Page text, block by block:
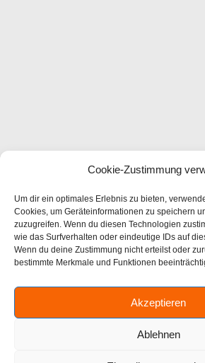
Cookie-Zustimmung
Um dir ein optimales Erlebnis zu bieten,
Cookies, um Geräteinformationen zu speichern
zuzugreifen. Wenn du diesen Technologien
wie das Surfverhalten oder eindeutige IDs auf
Wenn du deine Zustimmung nicht erteilst oder
bestimmte Merkmale und Funktionen
Akzeptieren
Ablehnen